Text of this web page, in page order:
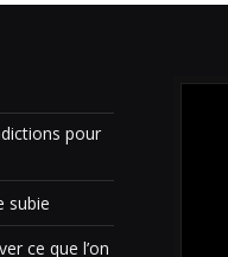
pour
subie
ce que l’on